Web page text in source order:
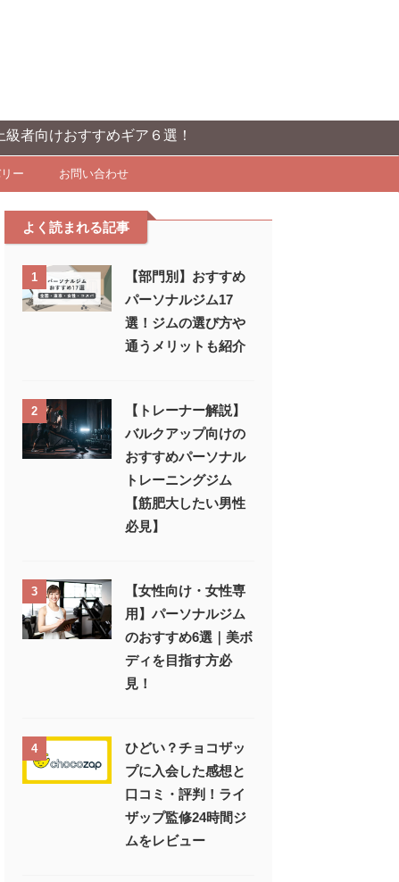
けおすすめギア６選！
ー お問い合わせ
よく読まれる記事
1
【部門別】おすすめ
パーソナルジム17
選！ジムの選び方や
通うメリットも紹介
2
【トレーナー解説】
バルクアップ向けの
おすすめパーソナル
トレーニングジム
【筋肥大したい男性
必見】
3
【女性向け・女性専
用】パーソナルジム
のおすすめ6選｜美ボ
ディを目指す方必
見！
4
ひどい？チョコザッ
プに入会した感想と
口コミ・評判！ライ
ザップ監修24時間ジ
ムをレビュー